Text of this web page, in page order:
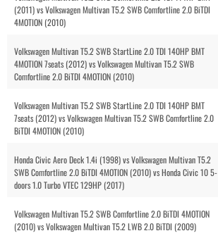
(2011) vs Volkswagen Multivan T5.2 SWB Comfortline 2.0 BiTDI
4MOTION (2010)
Volkswagen Multivan T5.2 SWB StartLine 2.0 TDI 140HP BMT
4MOTION 7seats (2012) vs Volkswagen Multivan T5.2 SWB
Comfortline 2.0 BiTDI 4MOTION (2010)
Volkswagen Multivan T5.2 SWB StartLine 2.0 TDI 140HP BMT
7seats (2012) vs Volkswagen Multivan T5.2 SWB Comfortline 2.0
BiTDI 4MOTION (2010)
Honda Civic Aero Deck 1.4i (1998) vs Volkswagen Multivan T5.2
SWB Comfortline 2.0 BiTDI 4MOTION (2010) vs Honda Civic 10 5-
doors 1.0 Turbo VTEC 129HP (2017)
Volkswagen Multivan T5.2 SWB Comfortline 2.0 BiTDI 4MOTION
(2010) vs Volkswagen Multivan T5.2 LWB 2.0 BiTDI (2009)